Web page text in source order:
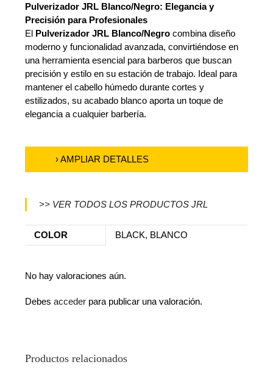
Pulverizador JRL Blanco/Negro: Elegancia y
Precisión para Profesionales
El Pulverizador JRL Blanco/Negro combina diseño
moderno y funcionalidad avanzada, convirtiéndose en
una herramienta esencial para barberos que buscan
precisión y estilo en su estación de trabajo. Ideal para
mantener el cabello húmedo durante cortes y
estilizados, su acabado blanco aporta un toque de
elegancia a cualquier barbería.
› AMPLIAR DETALLES
>> VER TODOS LOS PRODUCTOS JRL
COLOR BLACK, BLANCO
No hay valoraciones aún.
Debesacceder para publicar una valoración.
Productos relacionados